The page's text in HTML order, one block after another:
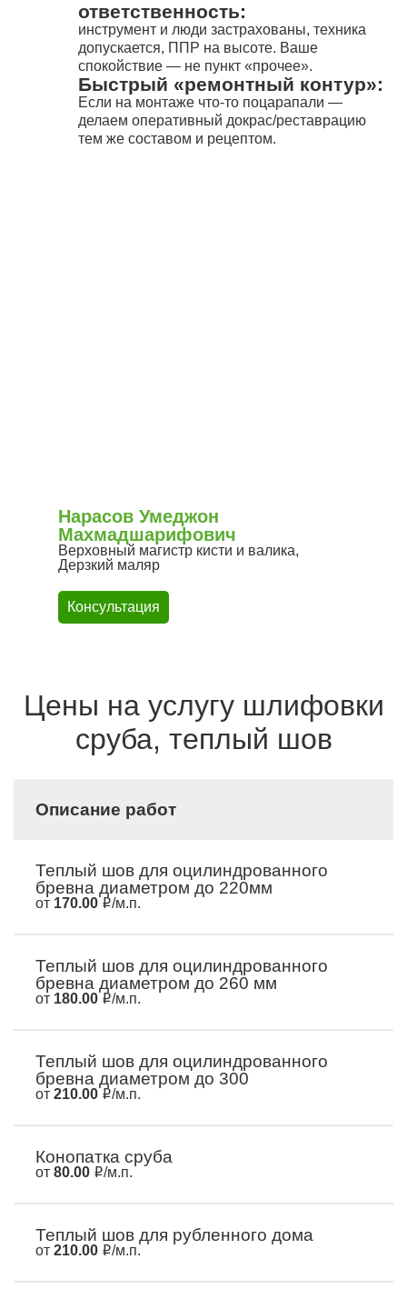
ответственность:
инструмент и люди застрахованы, техника
допускается, ППР на высоте. Ваше
спокойствие — не пункт «прочее».
Быстрый «ремонтный контур»:
Если на монтаже что-то поцарапали —
делаем оперативный докрас/реставрацию
тем же составом и рецептом.
Нарасов Умеджон
Махмадшарифович
Верховный магистр кисти и валика,
Дерзкий маляр
Консультация
Цены на услугу шлифовки
сруба, теплый шов
Описание работ
Теплый шов для оцилиндрованного
бревна диаметром до 220мм
от 170.00 /м.п.
Теплый шов для оцилиндрованного
бревна диаметром до 260 мм
от 180.00 /м.п.
Теплый шов для оцилиндрованного
бревна диаметром до 300
от 210.00 /м.п.
Конопатка сруба
от 80.00 /м.п.
Теплый шов для рубленного дома
от 210.00 /м.п.